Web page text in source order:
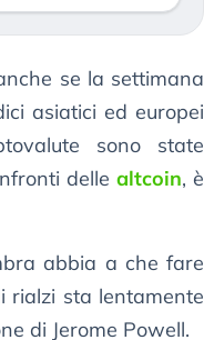
se la settimana
asiatici ed europei
sono state
dellealtcoin, è
abbia a che fare
rialzi sta lentamente
di Jerome Powell.